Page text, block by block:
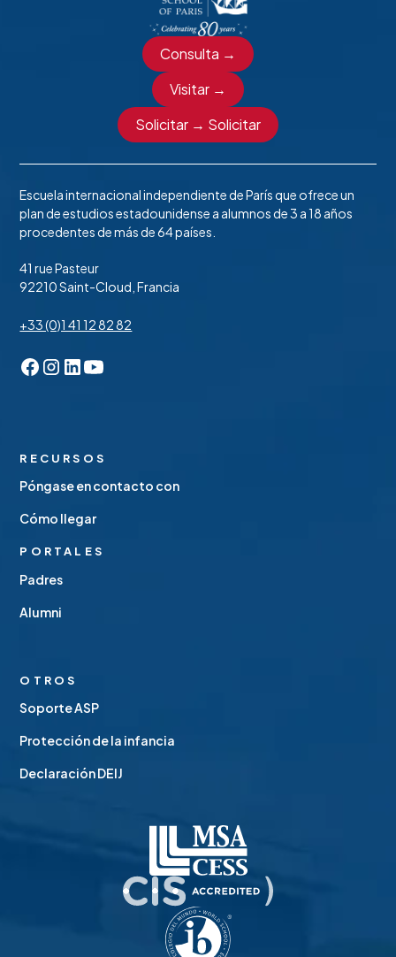
Consulta →
Visitar →
Solicitar → Solicitar
Escuela internacional independiente de París que ofrece un
plan de estudios estadounidense a alumnos de 3 a 18 años
procedentes de más de 64 países.
41 rue Pasteur
92210 Saint-Cloud, Francia
+33 (0)1 41 12 82 82
RECURSOS
Póngase en contacto con
Cómo llegar
PORTALES
Padres
Alumni
OTROS
Soporte ASP
Protección de la infancia
Declaración DEIJ